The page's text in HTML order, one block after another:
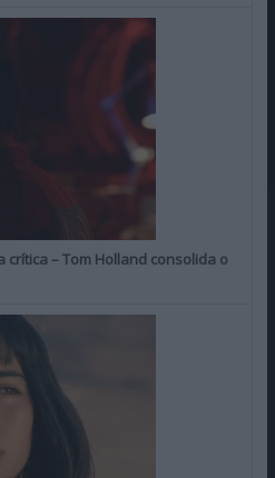
crítica – Tom Holland consolida o